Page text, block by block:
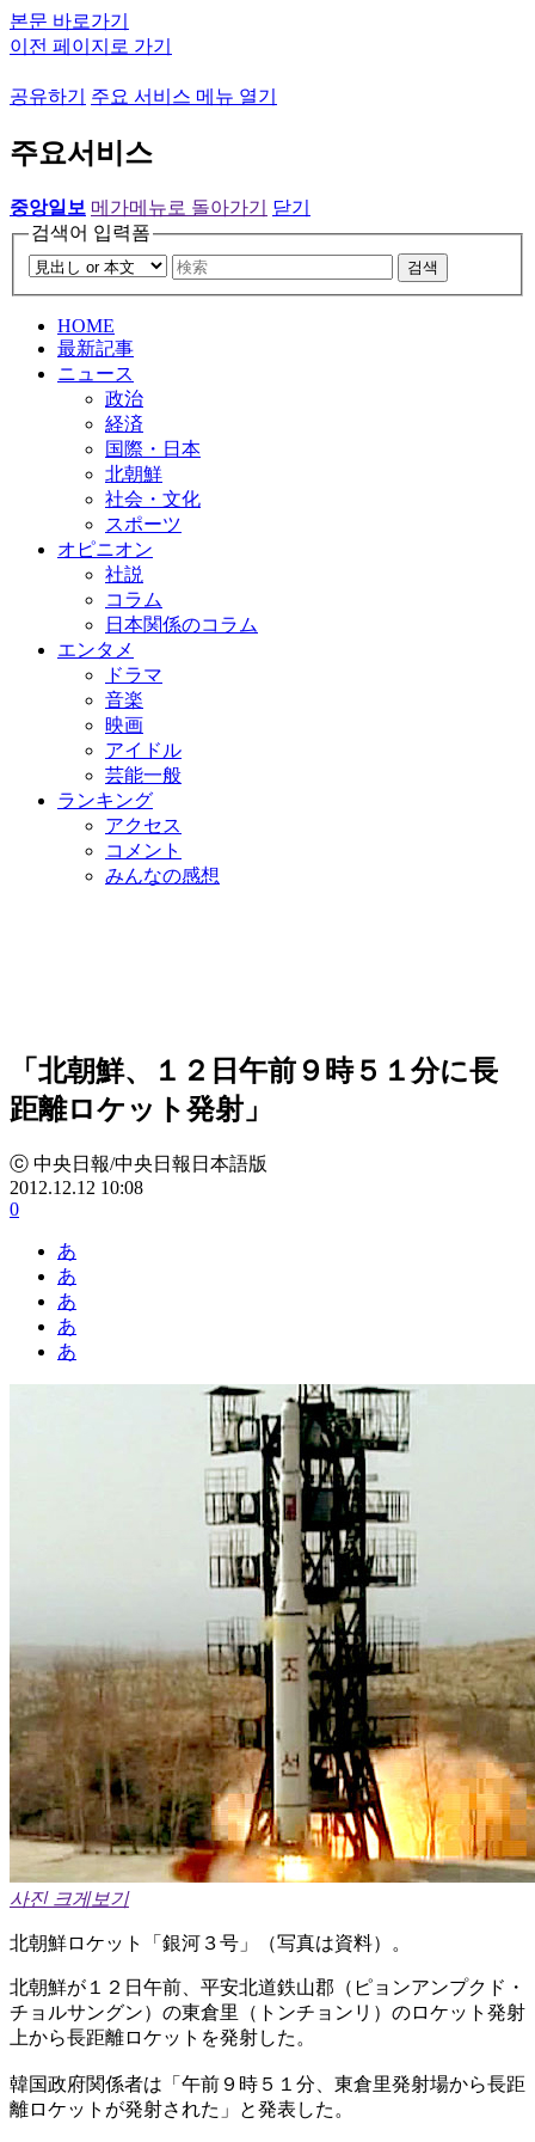
본문 바로가기
이전 페이지로 가기
공유하기 주요 서비스 메뉴 열기
주요서비스
중앙일보 메가메뉴로 돌아가기
닫기
검색어 입력폼
검색
HOME
最新記事
ニュース
政治
経済
国際・日本
北朝鮮
社会・文化
スポーツ
オピニオン
社説
コラム
日本関係のコラム
エンタメ
ドラマ
音楽
映画
アイドル
芸能一般
ランキング
アクセス
コメント
みんなの感想
「北朝鮮、１２日午前９時５１分に長
距離ロケット発射」
ⓒ 中央日報/中央日報日本語版
2012.12.12 10:08
0
あ
あ
あ
あ
あ
사진 크게보기
北朝鮮ロケット「銀河３号」（写真は資料）。
北朝鮮が１２日午前、平安北道鉄山郡（ピョンアンプクド・
チョルサングン）の東倉里（トンチョンリ）のロケット発射
上から長距離ロケットを発射した。
韓国政府関係者は「午前９時５１分、東倉里発射場から長距
離ロケットが発射された」と発表した。